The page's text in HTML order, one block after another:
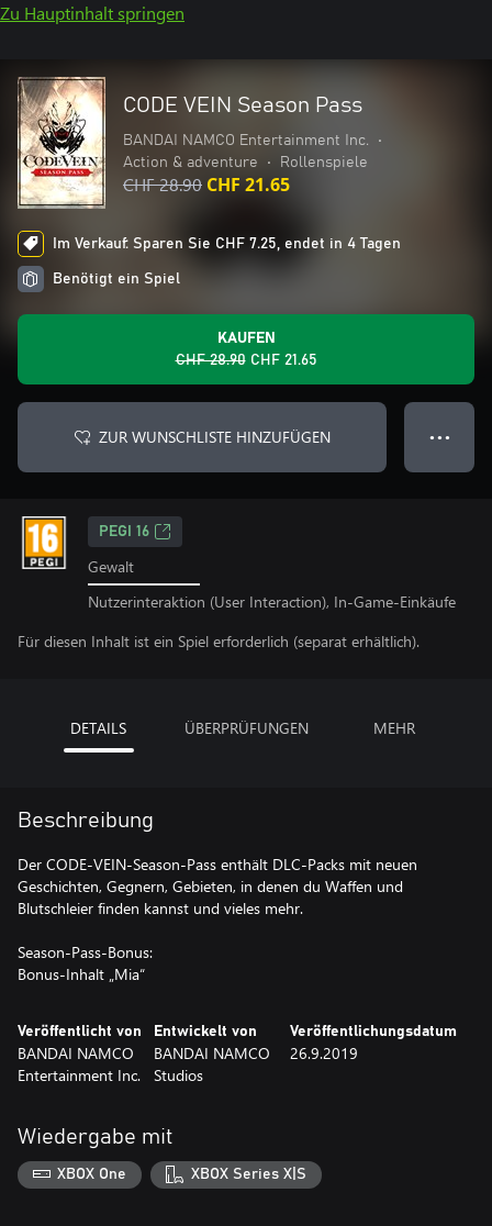
Zu Hauptinhalt springen
CODE VEIN Season Pass
BANDAI NAMCO Entertainment Inc.
•
Action & adventure
• Rollenspiele
CHF 28.90 CHF 21.65
Im Verkauf: Sparen Sie CHF 7.25, endet in 4 Tagen
Benötigt ein Spiel
KAUFEN
CHF 28.90 CHF 21.65
ZUR WUNSCHLISTE HINZUFÜGEN ● ● ●
PEGI 16
Gewalt
Nutzerinteraktion (User Interaction), In-Game-Einkäufe
Für diesen Inhalt ist ein Spiel erforderlich (separat erhältlich).
DETAILS ÜBERPRÜFUNGEN MEHR
Beschreibung
Der CODE-VEIN-Season-Pass enthält DLC-Packs mit neuen
Geschichten, Gegnern, Gebieten, in denen du Waffen und
Blutschleier finden kannst und vieles mehr.
Season-Pass-Bonus:
Bonus-Inhalt „Mia“
Veröffentlicht von
BANDAI NAMCO
Entertainment Inc.
Entwickelt von
BANDAI NAMCO
Studios
Veröffentlichungsdatum
26.9.2019
Wiedergabe mit
XBOX One XBOX Series X|S